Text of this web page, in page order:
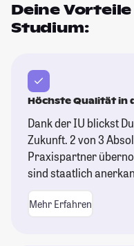
Deine
Studium:
Höchste Qualität in
Dank der IU blickst
Zukunft. 2 von 3
Praxispartner
sind staatlich
Mehr Erfahren